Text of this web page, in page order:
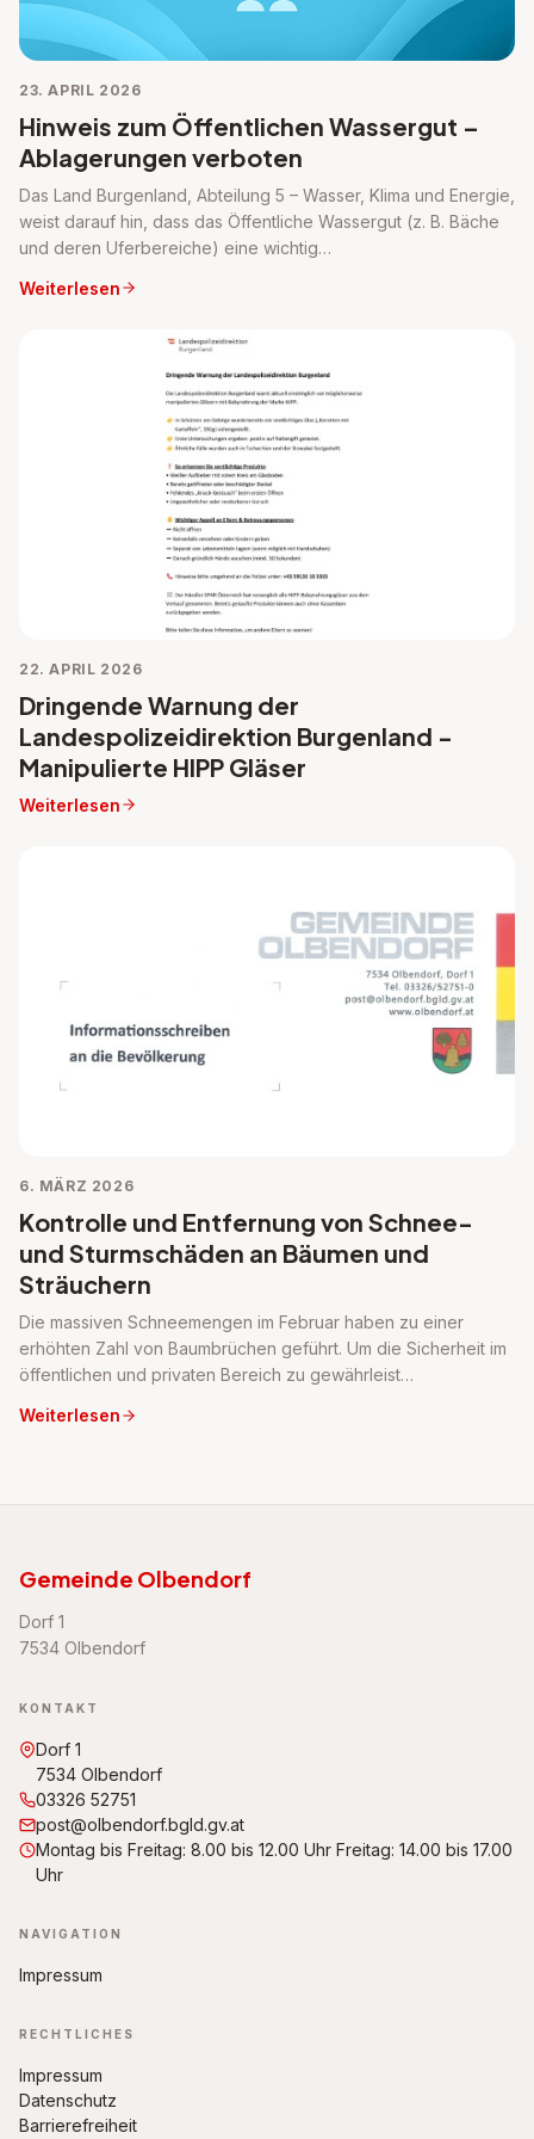
23. APRIL 2026
Hinweis zum Öffentlichen Wassergut –
Ablagerungen verboten
Das Land Burgenland, Abteilung 5 – Wasser, Klima und Energie,
weist darauf hin, dass das Öffentliche Wassergut (z. B. Bäche
und deren Uferbereiche) eine wichtig…
Weiterlesen
22. APRIL 2026
Dringende Warnung der
Landespolizeidirektion Burgenland -
Manipulierte HIPP Gläser
Weiterlesen
6. MÄRZ 2026
Kontrolle und Entfernung von Schnee-
und Sturmschäden an Bäumen und
Sträuchern
Die massiven Schneemengen im Februar haben zu einer
erhöhten Zahl von Baumbrüchen geführt. Um die Sicherheit im
öffentlichen und privaten Bereich zu gewährleist…
Weiterlesen
Gemeinde Olbendorf
Dorf 1
7534 Olbendorf
KONTAKT
Dorf 1
7534 Olbendorf
03326 52751
post@olbendorf.bgld.gv.at
Montag bis Freitag: 8.00 bis 12.00 Uhr Freitag: 14.00 bis 17.00
Uhr
NAVIGATION
Impressum
RECHTLICHES
Impressum
Datenschutz
Barrierefreiheit